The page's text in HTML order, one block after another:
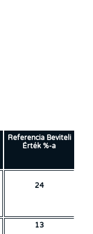
Referencia Beviteli
Érték %-a
24
13